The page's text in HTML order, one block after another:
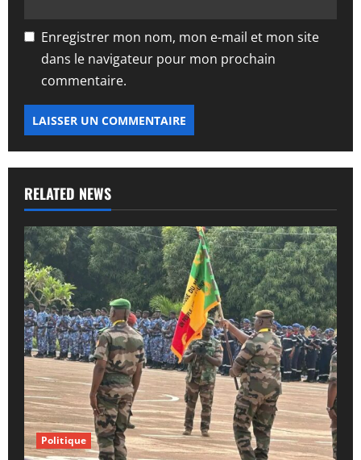
Enregistrer mon nom, mon e-mail et mon site
dans le navigateur pour mon prochain
commentaire.
RELATED NEWS
Politique